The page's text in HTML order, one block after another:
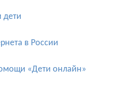
дети
в России
«Дети онлайн»